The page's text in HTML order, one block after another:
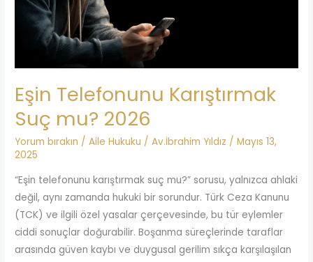
Eşin Telefonunu Karıştırmak
Suç mu? 2026
Yorum bırakın /Aile Hukuku /Av.İbrahim Yıldız /Mayıs 13,
2025
“Eşin telefonunu karıştırmak suç mu?” sorusu, yalnızca ahlaki
değil, aynı zamanda hukuki bir sorundur. Türk Ceza Kanunu
(TCK) ve ilgili özel yasalar çerçevesinde, bu tür eylemler
ciddi sonuçlar doğurabilir. Boşanma süreçlerinde taraflar
arasında güven kaybı ve duygusal gerilim sıkça karşılaşılan
2026